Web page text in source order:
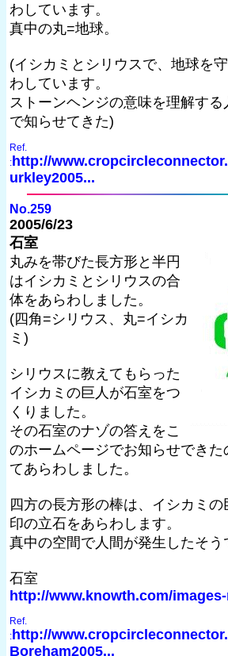
わしています。
真中の丸=地球。
(イシカミとシリウスで、地球を
わしています。
ストーンヘンジの意味を理解す
で知らせてきた)
Ref.
: http://
urkley2005...
No.259
2005/6/23
石室
丸みを帯びた長方形と半円
はイシカミとシリウスの合
体をあらわしました。
(四角=シリウス、丸=イシカ
ミ)
シリウスに教えてもらった
イシカミの巨人が石室をつ
くりました。
その石室のナゾの答えをこ
のホームページでお知らせできた
てあらわしました。
四方の長方形の棒は、イシカミの
印の立石をあらわします。
真中の空間で人間が発生したそう
石室
http://www.knowth.com/
Ref.
: http://
Boreham2005...